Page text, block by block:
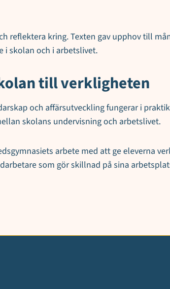
reflektera kring. Texten gav upphov till
i skolan och i arbetslivet.
till verkligheten
och affärsutveckling fungerar i
skolans undervisning och arbetslivet.
arbete med att ge eleverna
som gör skillnad på sina